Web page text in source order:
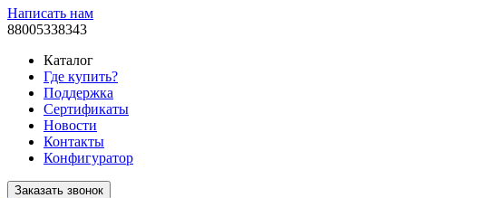
Написать нам
88005338343
Каталог
Где купить?
Поддержка
Сертификаты
Новости
Контакты
Конфигуратор
Заказать звонок